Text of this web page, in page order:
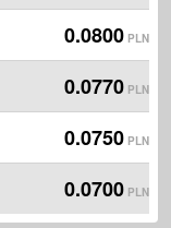
0.0800 PLN
0.0770 PLN
0.0750 PLN
0.0700 PLN